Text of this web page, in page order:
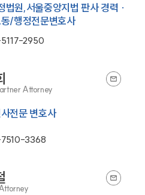
법원,서울중앙지법 판사 경력 ·
/행정전문변호사
2950
Attorney
전문 변호사
3368